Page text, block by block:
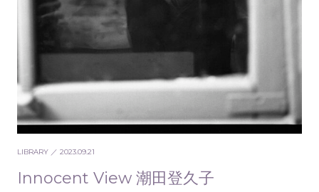
LIBRARY ／ 2023.09.21
Innocent View 潮田登久子